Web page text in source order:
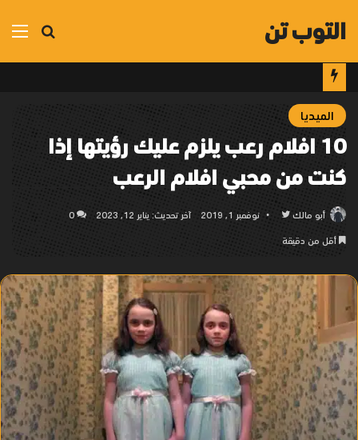
بحث
التوب تن
الميديا
10 افلام رعب يلزم عليك رؤيتها إذا
كنت من محبي افلام الرعب
أبو مالك
تابع
نوفمبر 1, 2019 آخر تحديث: يناير 12, 2023 0
أقل من دقيقة